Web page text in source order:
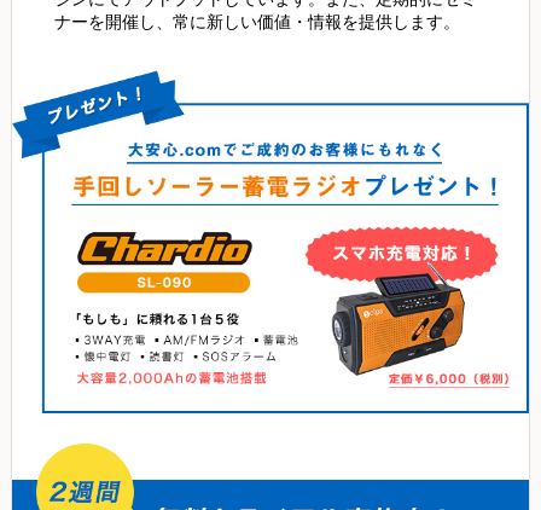
ナーを開催し、常に新しい価値・情報を提供します。